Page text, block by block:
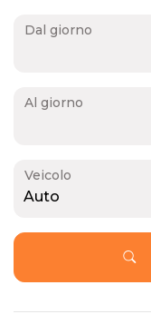
Dal giorno
Al giorno
Veicolo
Auto